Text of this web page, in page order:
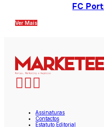
FC
Ver Mais
Assinaturas
Contactos
Estatuto Editorial